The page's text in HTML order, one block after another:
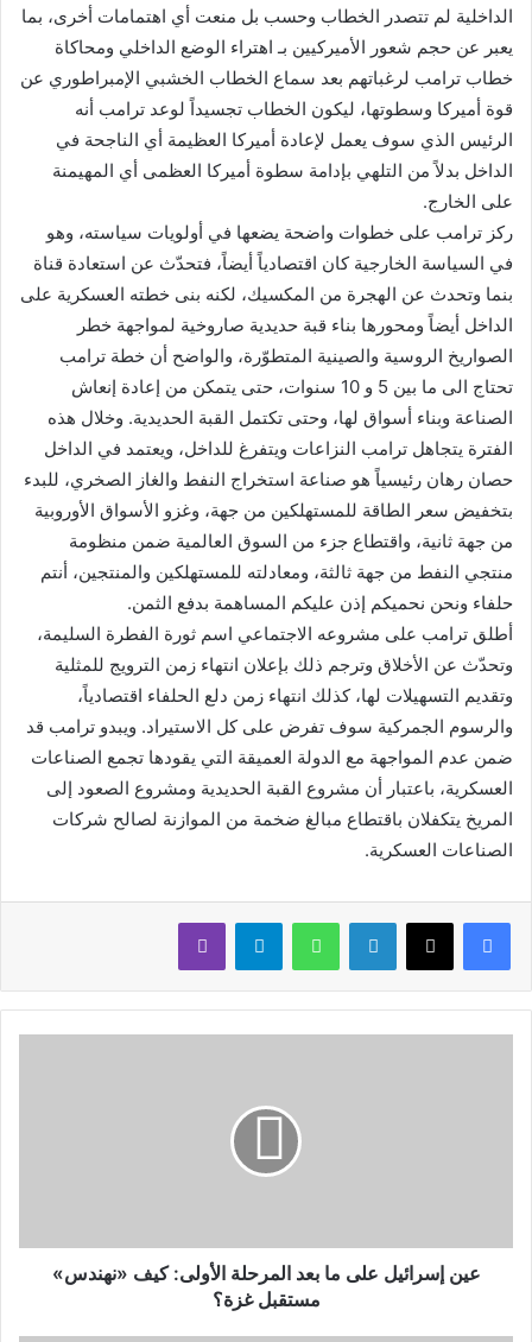
الداخلية لم تتصدر الخطاب وحسب بل منعت أي اهتمامات أخرى، بما
يعبر عن حجم شعور الأميركيين بـ اهتراء الوضع الداخلي ومحاكاة
خطاب ترامب لرغباتهم بعد سماع الخطاب الخشبي الإمبراطوري عن
قوة أميركا وسطوتها، ليكون الخطاب تجسيداً لوعد ترامب أنه
الرئيس الذي سوف يعمل لإعادة أميركا العظيمة أي الناجحة في
الداخل بدلاً من التلهي بإدامة سطوة أميركا العظمى أي المهيمنة
على الخارج.
ركز ترامب على خطوات واضحة يضعها في أولويات سياسته، وهو
في السياسة الخارجية كان اقتصادياً أيضاً، فتحدّث عن استعادة قناة
بنما وتحدث عن الهجرة من المكسيك، لكنه بنى خطته العسكرية على
الداخل أيضاً ومحورها بناء قبة حديدية صاروخية لمواجهة خطر
الصواريخ الروسية والصينية المتطوّرة، والواضح أن خطة ترامب
تحتاج الى ما بين 5 و 10 سنوات، حتى يتمكن من إعادة إنعاش
الصناعة وبناء أسواق لها، وحتى تكتمل القبة الحديدية. وخلال هذه
الفترة يتجاهل ترامب النزاعات ويتفرغ للداخل، ويعتمد في الداخل
حصان رهان رئيسياً هو صناعة استخراج النفط والغاز الصخري، للبدء
بتخفيض سعر الطاقة للمستهلكين من جهة، وغزو الأسواق الأوروبية
من جهة ثانية، واقتطاع جزء من السوق العالمية ضمن منظومة
منتجي النفط من جهة ثالثة، ومعادلته للمستهلكين والمنتجين، أنتم
حلفاء ونحن نحميكم إذن عليكم المساهمة بدفع الثمن.
أطلق ترامب على مشروعه الاجتماعي اسم ثورة الفطرة السليمة،
وتحدّث عن الأخلاق وترجم ذلك بإعلان انتهاء زمن الترويج للمثلية
وتقديم التسهيلات لها، كذلك انتهاء زمن دلع الحلفاء اقتصادياً،
والرسوم الجمركية سوف تفرض على كل الاستيراد. ويبدو ترامب قد
ضمن عدم المواجهة مع الدولة العميقة التي يقودها تجمع الصناعات
العسكرية، باعتبار أن مشروع القبة الحديدية ومشروع الصعود إلى
المريخ يتكفلان باقتطاع مبالغ ضخمة من الموازنة لصالح شركات
الصناعات العسكرية.
لينكدإن واتساب تيلقرام ڤايبر
عين إسرائيل على ما بعد المرحلة الأولى: كيف «نهندس»
مستقبل غزة؟